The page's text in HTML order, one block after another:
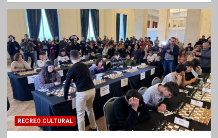
RECREO CULTURAL